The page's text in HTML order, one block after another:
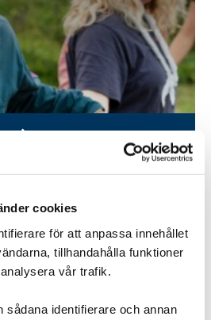
cookies
för att anpassa innehållet
tillhandahålla funktioner
vår trafik.
sådana identifierare och annan
,8-15 pers,16 eller fler
10-12 år
,19-25 år